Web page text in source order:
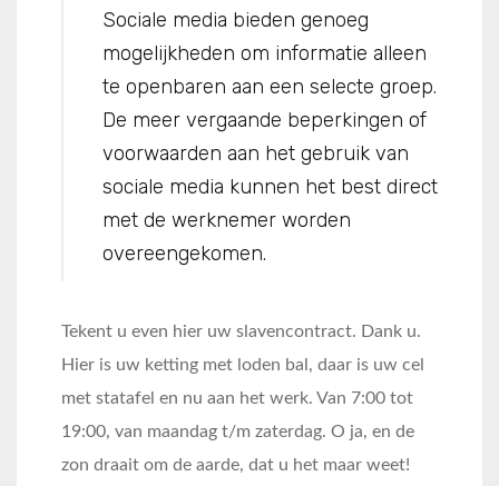
Sociale media bieden genoeg
mogelijkheden om informatie alleen
te openbaren aan een selecte groep.
De meer vergaande beperkingen of
voorwaarden aan het gebruik van
sociale media kunnen het best direct
met de werknemer worden
overeengekomen.
Tekent u even hier uw slavencontract. Dank u.
Hier is uw ketting met loden bal, daar is uw cel
met statafel en nu aan het werk. Van 7:00 tot
19:00, van maandag t/m zaterdag. O ja, en de
zon draait om de aarde, dat u het maar weet!